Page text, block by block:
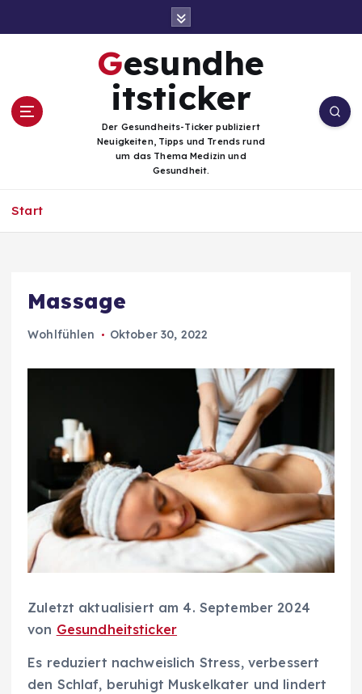
i
Gesundhe
itsticker
Der Gesundheits-Ticker publiziert
Neuigkeiten, Tipps und Trends rund
um das Thema Medizin und
Gesundheit.
Start
Massage
Wohlfühlen Oktober 30, 2022
Zuletzt aktualisiert am 4. September 2024
von Gesundheitsticker
Es reduziert nachweislich Stress, verbessert
den Schlaf, beruhigt Muskelkater und lindert